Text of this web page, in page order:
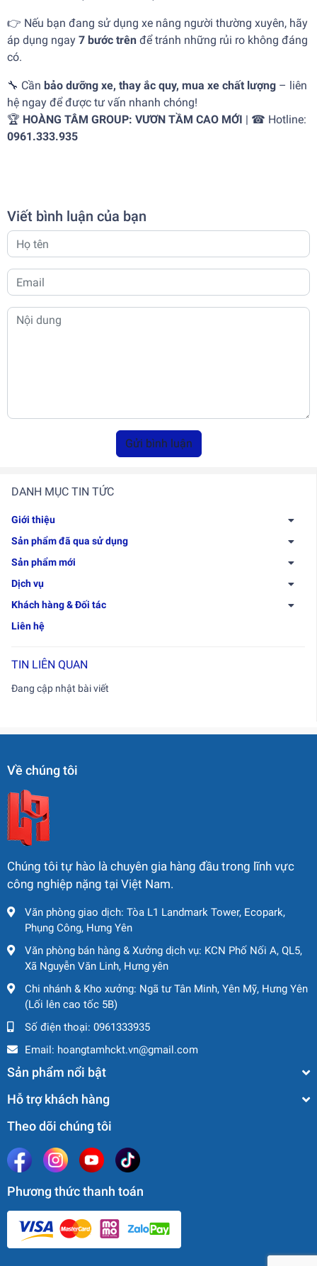
DANH MỤC TIN TỨC
Giới thiệu
Sản phẩm đã qua sử dụng
Sản phẩm mới
Dịch vụ
Khách hàng & Đối tác
Liên hệ
TIN LIÊN QUAN
Đang cập nhật bài viết
👉 Nếu bạn đang sử dụng xe nâng người thường xuyên, hãy
áp dụng ngay 7 bước trên để tránh những rủi ro không đáng
có.
🔧 Cần bảo dưỡng xe, thay ắc quy, mua xe chất lượng – liên
hệ ngay để được tư vấn nhanh chóng!
🏆 HOÀNG TÂM GROUP: VƯƠN TẦM CAO MỚI | ☎ Hotline:
0961.333.935
Viết bình luận của bạn
Gửi bình luận
Về chúng tôi
Chúng tôi tự hào là chuyên gia hàng đầu trong lĩnh vực
công nghiệp nặng tại Việt Nam.
Văn phòng giao dịch: Tòa L1 Landmark Tower, Ecopark,
Phụng Công, Hưng Yên
Văn phòng bán hàng & Xưởng dịch vụ: KCN Phố Nối A, QL5,
Xã Nguyễn Văn Linh, Hưng yên
Chi nhánh & Kho xưởng: Ngã tư Tân Minh, Yên Mỹ, Hưng Yên
(Lối lên cao tốc 5B)
Số điện thoại: 0961333935
Email: hoangtamhckt.vn@gmail.com
Sản phẩm nổi bật
Hỗ trợ khách hàng
Theo dõi chúng tôi
Phương thức thanh toán